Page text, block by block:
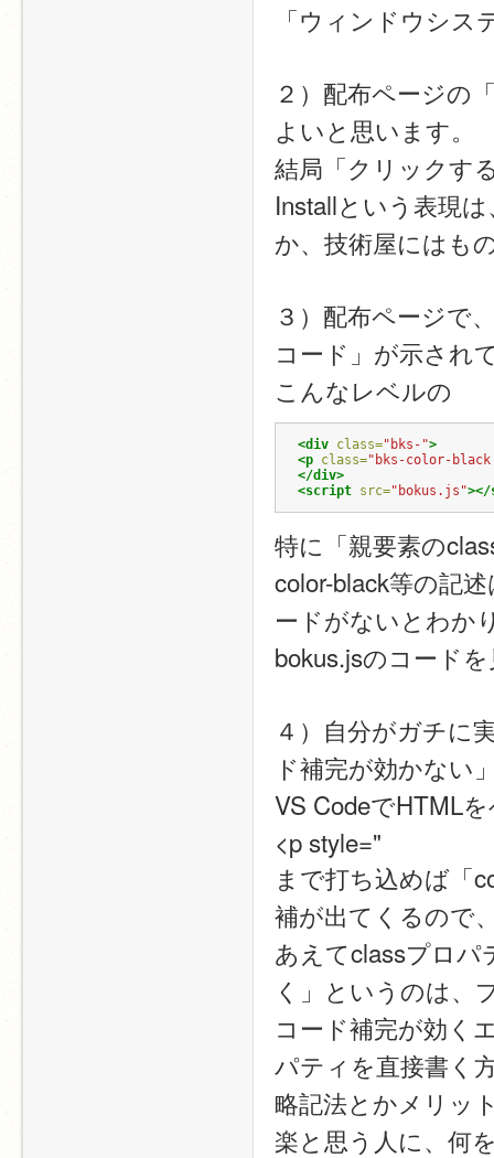
「ウィンドウシ
２）配布ページの
よいと思います。
結局「クリックす
Installという表現
か、技術屋にはも
３）配布ページで
コード」が示され
こんなレベルの
<div class="bks-">
<p class="bks-color-
</div>
<script src="bokus.js"
特に「親要素の
color-black等の記
ードがないとわか
bokus.jsのコード
４）自分がガチに
ド補完が効かない
VS CodeでHTML
<p style="
まで打ち込めば「
補が出てくるので
あえてclassプロパ
く」というのは、
コード補完が効く
パティを直接書く
略記法とかメリッ
楽と思う人に、何